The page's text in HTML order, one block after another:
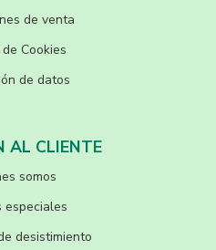
de venta
Cookies
de datos
AL CLIENTE
somos
especiales
desistimiento